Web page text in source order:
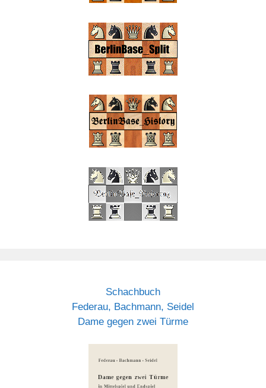
Schachbuch
Federau, Bachmann, Seidel
Dame gegen zwei Türme